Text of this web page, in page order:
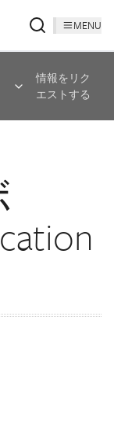
MENU
情報をリク
エストする